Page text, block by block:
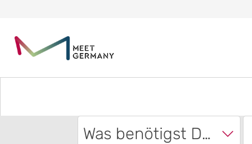
Was benötigst Du?